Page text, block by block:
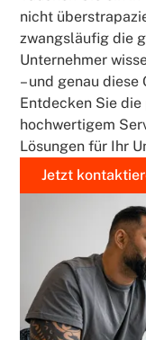
nicht
zwangsläufig die
Unternehmer
– und genau
Entdecken Sie
hochwertigem
Lösungen für Ihr
Jetzt